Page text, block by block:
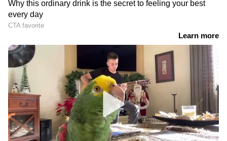
Related Articles
9 ലഹരി മരുന്ന് കേസുകളിൽ പ്രതിയായി,
വീണ്ടും ലഹരി കച്ചവടം; തലസ്ഥാനത്ത്
യുവാവിനെ കരുതൽ തടങ്കലിലാക്കി
10 വയസ്സുകാരനെ ലഹരി നൽകി
പീഡിപ്പിച്ചു; നടുക്കുന്ന സംഭവം
തിരുവനന്തപുരം പൂന്തുറയിൽ